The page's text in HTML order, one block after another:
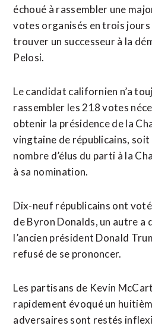
échoué à rassembler une
votes organisés en trois
trouver un successeur à la
Pelosi.
Le candidat californien n’a
rassembler les 218 votes
obtenir la présidence de la
vingtaine de républicains, soit
nombre d’élus du parti à la
à sa nomination.
Dix-neuf républicains ont
de Byron Donalds, un autre a
l’ancien président Donald
refusé de se prononcer.
Les partisans de Kevin
rapidement évoqué un
adversaires sont restés